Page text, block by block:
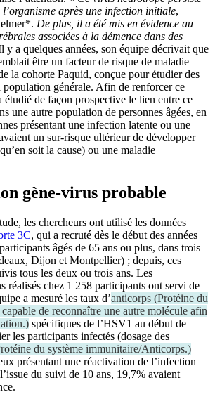
après une infection initiale,
De plus, il a été mis en évidence au
associées à la démence dans des
y a quelques années, son équipe décrivait que
être un facteur de risque de maladie
la cohorte Paquid, conçue pour étudier des
population générale. Afin de renforcer ce
étudié de façon prospective le lien entre ce
une autre population de personnes âgées, en
présentant une infection latente ou une
un sur-risque ultérieur de développer
soit la cause) ou une maladie
gène-virus probable
les chercheurs ont utilisé les données
3C, qui a recruté dès le début des années
âgés de 65 ans ou plus, dans trois
Dijon et Montpellier) ; depuis, ces
tous les deux ou trois ans. Les
réalisés chez 1 258 participants ont servi de
a mesuré les taux d’anticorps (Protéine du
de reconnaître une autre molécule afin
) spécifiques de l’HSV1 au début de
les participants infectés (dosage des
du système immunitaire/Anticorps.)
présentant une réactivation de l’infection
du suivi de 10 ans, 19,7% avaient